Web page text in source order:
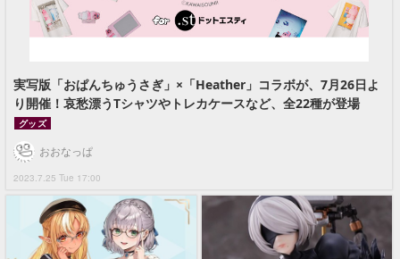
実写版「おぱんちゅうさぎ」×「Heather」コラボが、7月26日よ
り開催！哀愁漂うTシャツやトレカケースなど、全22種が登場
グッズ
2023.7.25 Tue 17:00
おおなっぱ